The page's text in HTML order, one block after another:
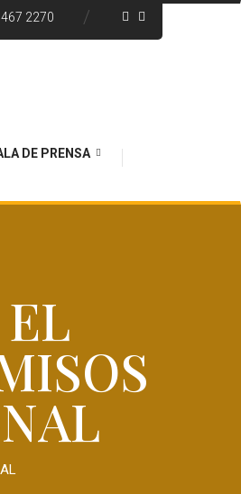
2270
DE PRENSA